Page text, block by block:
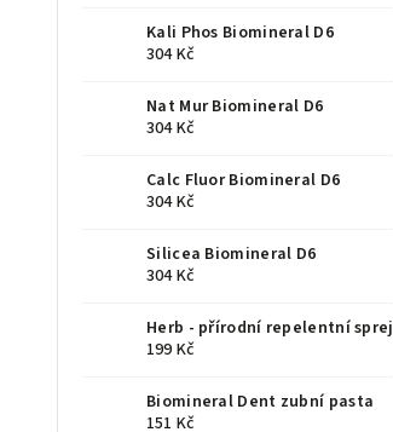
Kali Phos Biomineral D6
304 Kč
Nat Mur Biomineral D6
304 Kč
Calc Fluor Biomineral D6
304 Kč
Silicea Biomineral D6
304 Kč
Herb - přírodní repelentní sprej
199 Kč
Biomineral Dent zubní pasta
151 Kč